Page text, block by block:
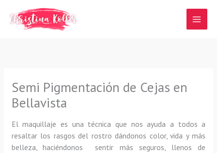
contenido
Semi Pigmentación de Cejas en
Bellavista
El maquillaje es una técnica que nos ayuda a todos a
resaltar los rasgos del rostro dándonos color, vida y más
belleza, haciéndonos sentir más seguros, llenos de